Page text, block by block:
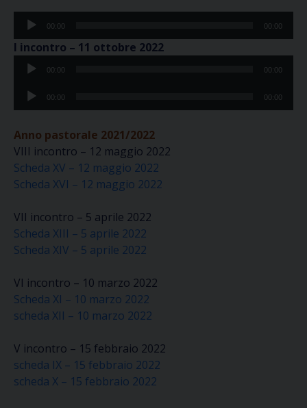
Audio
Player
00:00 00:00
I incontro – 11 ottobre 2022
Audio
00:00 00:00
Audio
Player
00:00 00:00
Anno pastorale 2021/2022
VIII incontro – 12 maggio 2022
Scheda XV – 12 maggio 2022
Scheda XVI – 12 maggio 2022
VII incontro – 5 aprile 2022
Scheda XIII – 5 aprile 2022
Scheda XIV – 5 aprile 2022
VI incontro – 10 marzo 2022
Scheda XI – 10 marzo 2022
scheda XII – 10 marzo 2022
V incontro – 15 febbraio 2022
scheda IX – 15 febbraio 2022
scheda X – 15 febbraio 2022